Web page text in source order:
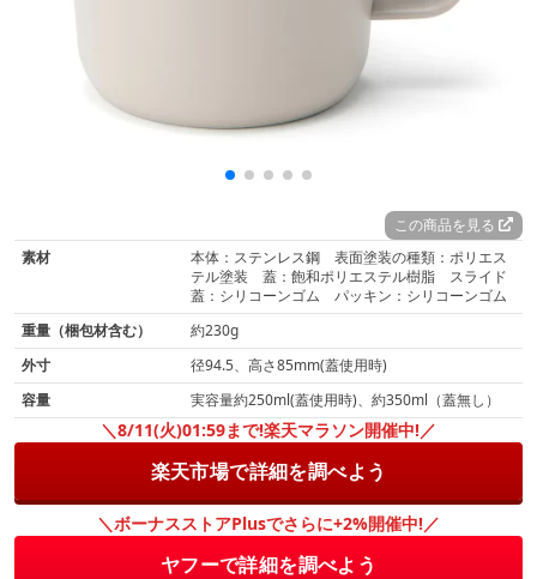
この商品を見る
素材
本体：ステンレス鋼 表面塗装の種類：ポリエス
テル塗装 蓋：飽和ポリエステル樹脂 スライド
蓋：シリコーンゴム パッキン：シリコーンゴム
重量（梱包材含む）
約230g
外寸
径94.5、高さ85mm(蓋使用時)
容量
実容量約250ml(蓋使用時)、約350ml（蓋無し）
＼8/11(火)01:59まで!楽天マラソン開催中!／
楽天市場で詳細を調べよう
＼ボーナスストアPlusでさらに+2%開催中!／
ヤフーで詳細を調べよう